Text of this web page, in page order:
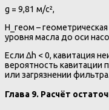
g = 9,81 м/с²,
H_геом –
уровня масла до оси
Если Δh < 0, кавитация
вероятность кавитации
или загрязнении
Глава 9. Расчёт